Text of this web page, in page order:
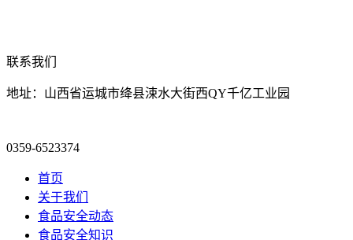
联系我们
地址：山西省运城市绛县涑水大街西QY千亿工业园
0359-6523374
首页
关于我们
食品安全动态
食品安全知识